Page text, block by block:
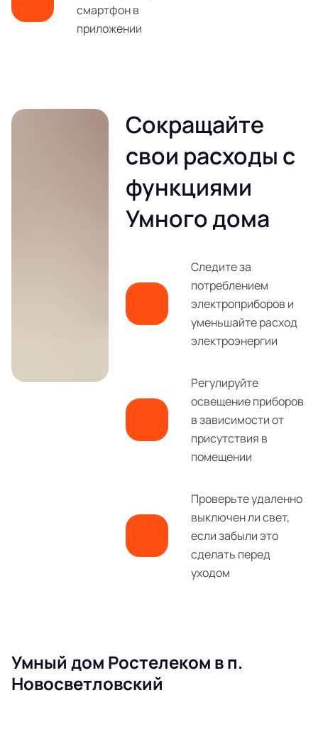
смартфон в
приложении
Сокращайте
свои расходы с
функциями
Умного дома
Следите за
потреблением
электроприборов и
уменьшайте расход
электроэнергии
Регулируйте
освещение приборов
в зависимости от
присутствия в
помещении
Проверьте удаленно
выключен ли свет,
если забыли это
сделать перед
уходом
Умный дом Ростелеком в п.
Новосветловский